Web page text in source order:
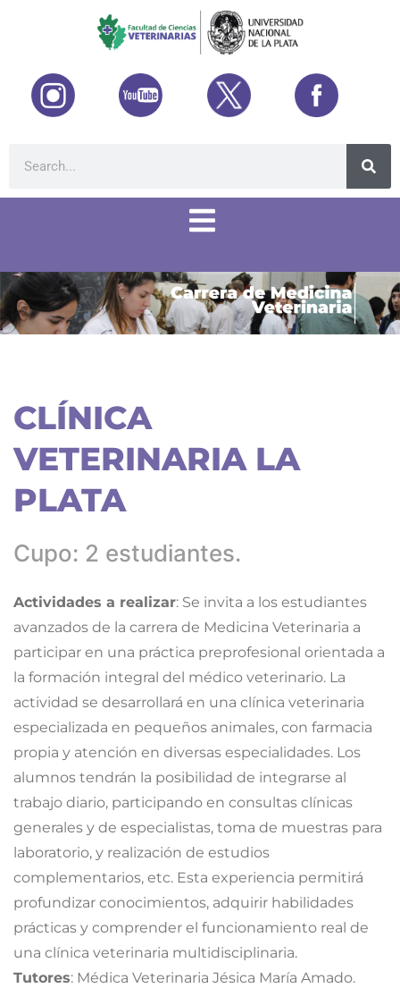
CLÍNICA
VETERINARIA LA
PLATA
Cupo: 2 estudiantes.
Actividades a realizar: Se invita a los estudiantes
avanzados de la carrera de Medicina Veterinaria a
participar en una práctica preprofesional orientada a
la formación integral del médico veterinario. La
actividad se desarrollará en una clínica veterinaria
especializada en pequeños animales, con farmacia
propia y atención en diversas especialidades. Los
alumnos tendrán la posibilidad de integrarse al
trabajo diario, participando en consultas clínicas
generales y de especialistas, toma de muestras para
laboratorio, у realización de estudios
complementarios, etc. Esta experiencia permitirá
profundizar conocimientos, adquirir habilidades
prácticas y comprender el funcionamiento real de
una clínica veterinaria multidisciplinaria.
Tutores: Médica Veterinaria Jésica María Amado.